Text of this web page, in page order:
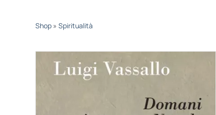
Shop» Spiritualità